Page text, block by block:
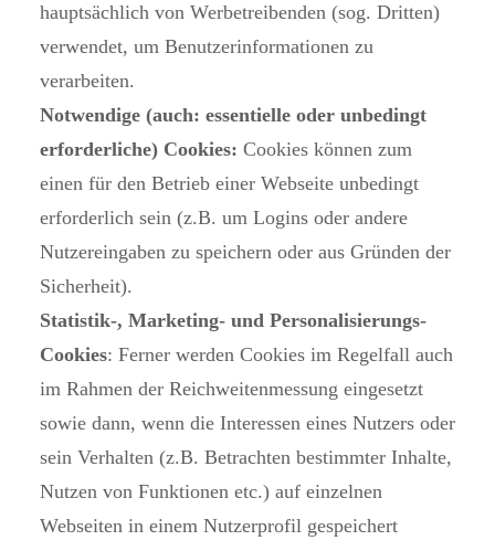
hauptsächlich von Werbetreibenden (sog. Dritten)
verwendet, um Benutzerinformationen zu
verarbeiten.
Notwendige (auch: essentielle oder unbedingt
erforderliche) Cookies: Cookies können zum
einen für den Betrieb einer Webseite unbedingt
erforderlich sein (z.B. um Logins oder andere
Nutzereingaben zu speichern oder aus Gründen der
Sicherheit).
Statistik-, Marketing- und Personalisierungs-
Cookies: Ferner werden Cookies im Regelfall auch
im Rahmen der Reichweitenmessung eingesetzt
sowie dann, wenn die Interessen eines Nutzers oder
sein Verhalten (z.B. Betrachten bestimmter Inhalte,
Nutzen von Funktionen etc.) auf einzelnen
Webseiten in einem Nutzerprofil gespeichert